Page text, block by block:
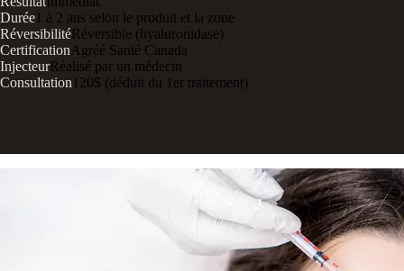
Durée 1 à 2 ans selon le produit et la zone
RéversibilitéRéversible (hyaluronidase)
CertificationAgréé Santé Canada
InjecteurRéalisé par un médecin
Consultation 120$ (déduit du 1er traitement)